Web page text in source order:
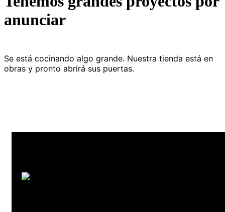
anunciar
Se está cocinando algo grande. Nuestra tienda está en
obras y pronto abrirá sus puertas.